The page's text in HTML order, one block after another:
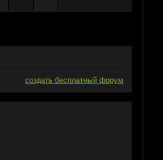
создать бесплатный форум